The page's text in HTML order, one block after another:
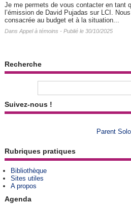
Je me permets de vous contacter en tant
l’émission de David Pujadas sur LCI.
consacrée au budget et à la situation...
Dans Appel à témoins - Publié le 30/10/2025
Recherche
Suivez-nous !
Parent Solo
Rubriques pratiques
Bibliothèque
Sites utiles
A propos
Agenda